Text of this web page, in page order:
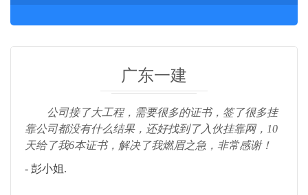
广东一建
公司接了大工程，需要很多的证书，签了很多挂
靠公司都没有什么结果，还好找到了入伙挂靠网，10
天给了我6本证书，解决了我燃眉之急，非常感谢！
- 彭小姐.